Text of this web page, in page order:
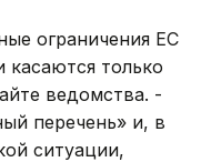
ограничения ЕС
касаются только
ведомства. -
перечень» и, в
ситуации,